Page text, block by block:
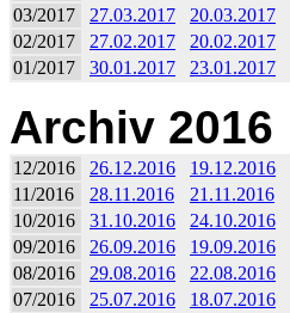
03/2017
27.03.2017 20.03.2017
02/2017
27.02.2017 20.02.2017
01/2017
30.01.2017 23.01.2017
Archiv 2016
12/2016 26.12.2016 19.12.2016
11/2016
28.11.2016 21.11.2016
10/2016
31.10.2016 24.10.2016
09/2016
26.09.2016 19.09.2016
08/2016
29.08.2016 22.08.2016
07/2016
25.07.2016 18.07.2016